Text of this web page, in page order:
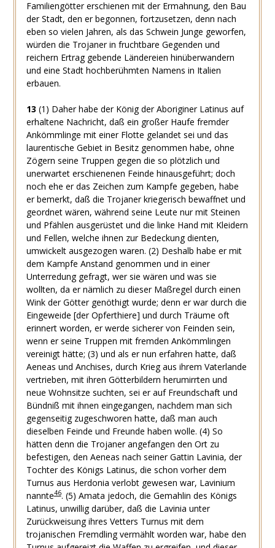
Familiengötter erschienen mit der Ermahnung, den Bau
der Stadt, den er begonnen, fortzusetzen, denn nach
eben so vielen Jahren, als das Schwein Junge geworfen,
würden die Trojaner in fruchtbare Gegenden und
reichern Ertrag gebende Ländereien hinüberwandern
und eine Stadt hochberühmten Namens in Italien
erbauen.
13 (1) Daher habe der König der Aboriginer Latinus auf
erhaltene Nachricht, daß ein großer Haufe fremder
Ankömmlinge mit einer Flotte gelandet sei und das
laurentische Gebiet in Besitz genommen habe, ohne
Zögern seine Truppen gegen die so plötzlich und
unerwartet erschienenen Feinde hinausgeführt; doch
noch ehe er das Zeichen zum Kampfe gegeben, habe
er bemerkt, daß die Trojaner kriegerisch bewaffnet und
geordnet wären, während seine Leute nur mit Steinen
und Pfählen ausgerüstet und die linke Hand mit Kleidern
und Fellen, welche ihnen zur Bedeckung dienten,
umwickelt ausgezogen waren. (2) Deshalb habe er mit
dem Kampfe Anstand genommen und in einer
Unterredung gefragt, wer sie wären und was sie
wollten, da er nämlich zu dieser Maßregel durch einen
Wink der Götter genöthigt wurde; denn er war durch die
Eingeweide [der Opferthiere] und durch Träume oft
erinnert worden, er werde sicherer von Feinden sein,
wenn er seine Truppen mit fremden Ankömmlingen
vereinigt hätte; (3) und als er nun erfahren hatte, daß
Aeneas und Anchises, durch Krieg aus ihrem Vaterlande
vertrieben, mit ihren Götterbildern herumirrten und
neue Wohnsitze suchten, sei er auf Freundschaft und
Bündniß mit ihnen eingegangen, nachdem man sich
gegenseitig zugeschworen hatte, daß man auch
dieselben Feinde und Freunde haben wolle. (4) So
hätten denn die Trojaner angefangen den Ort zu
befestigen, den Aeneas nach seiner Gattin Lavinia, der
Tochter des Königs Latinus, die schon vorher dem
Turnus aus Herdonia verlobt gewesen war, Lavinium
nannte46. (5) Amata jedoch, die Gemahlin des Königs
Latinus, unwillig darüber, daß die Lavinia unter
Zurückweisung ihres Vetters Turnus mit dem
trojanischen Fremdling vermählt worden war, habe den